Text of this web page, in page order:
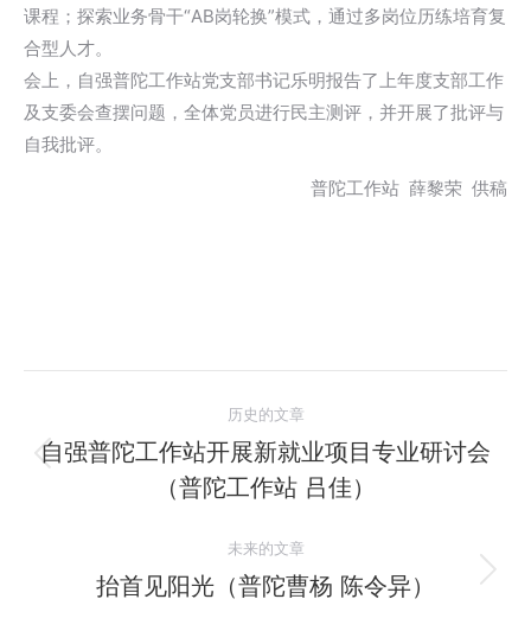
课程；探索业务骨干“AB岗轮换”模式，通过多岗位历练培育复
合型人才。
会上，自强普陀工作站党支部书记乐明报告了上年度支部工作
及支委会查摆问题，全体党员进行民主测评，并开展了批评与
自我批评。
普陀工作站 薛黎荣 供稿
章
历史的文章
历
史
章：
自强普陀工作站开展新就业项目专业研讨会
（普陀工作站 吕佳）
未来的文章
未
抬首见阳光（普陀曹杨 陈令异）